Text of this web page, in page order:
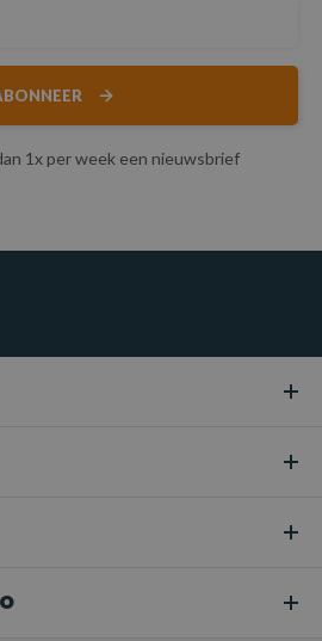
1x per week een nieuwsbrief